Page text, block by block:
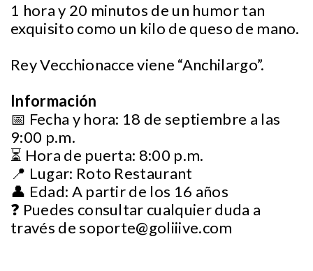
1 hora y 20 minutos de un humor tan
exquisito como un kilo de queso de mano.
Rey Vecchionacce viene “Anchilargo”.
Información
📅 Fecha y hora: 18 de septiembre a las
9:00 p.m.
⏳ Hora de puerta: 8:00 p.m.
📍 Lugar: Roto Restaurant
👤 Edad: A partir de los 16 años
❓ Puedes consultar cualquier duda a
través desoporte@goliiive.com